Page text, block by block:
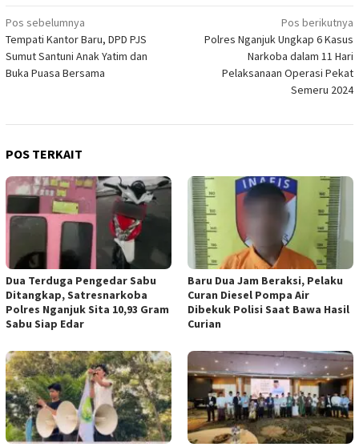
Navigasi
pos
Pos sebelumnya
Tempati Kantor Baru, DPD PJS
Sumut Santuni Anak Yatim dan
Buka Puasa Bersama
Pos berikutnya
Polres Nganjuk Ungkap 6 Kasus
Narkoba dalam 11 Hari
Pelaksanaan Operasi Pekat
Semeru 2024
POS TERKAIT
Dua Terduga Pengedar Sabu
Ditangkap, Satresnarkoba
Polres Nganjuk Sita 10,93 Gram
Sabu Siap Edar
Baru Dua Jam Beraksi, Pelaku
Curan Diesel Pompa Air
Dibekuk Polisi Saat Bawa Hasil
Curian